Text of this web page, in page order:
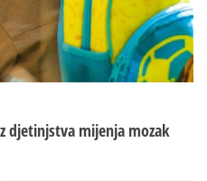
d‌jetinjstva mijenja mozak